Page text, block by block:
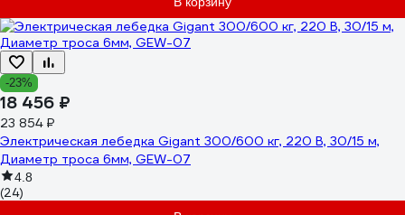
-23%
18 456 ₽
23 854 ₽
Электрическая лебедка Gigant 300/600 кг, 220 В, 30/15 м,
Диаметр троса 6мм, GEW-07
4.8
(24)